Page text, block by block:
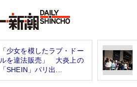
「少女を模したラブ・ドー
ルを違法販売」 大炎上の
「SHEIN」パリ出...